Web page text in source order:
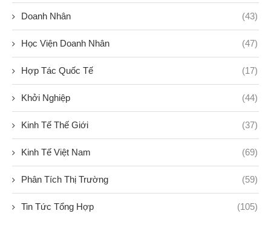
Doanh Nhân (43)
Học Viện Doanh Nhân (47)
Hợp Tác Quốc Tế (17)
Khởi Nghiệp (44)
Kinh Tế Thế Giới (37)
Kinh Tế Việt Nam (69)
Phân Tích Thị Trường (59)
Tin Tức Tổng Hợp (105)